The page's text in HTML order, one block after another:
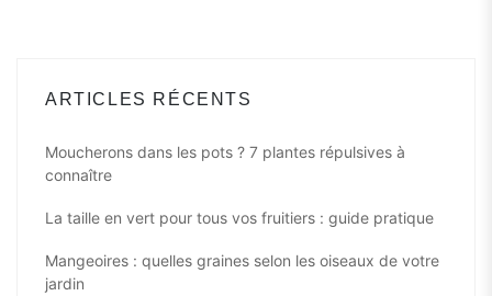
ARTICLES RÉCENTS
Moucherons dans les pots ? 7 plantes répulsives à
connaître
La taille en vert pour tous vos fruitiers : guide pratique
Mangeoires : quelles graines selon les oiseaux de votre
jardin